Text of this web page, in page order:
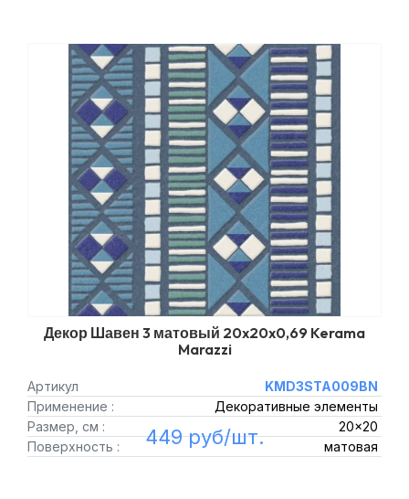
Декор Шавен 3 матовый 20x20x0,69 Kerama
Marazzi
Артикул
KMD3STA009BN
Применение :
Декоративные элементы
Размер, см :
20x20
Поверхность :
матовая
449 руб/шт.